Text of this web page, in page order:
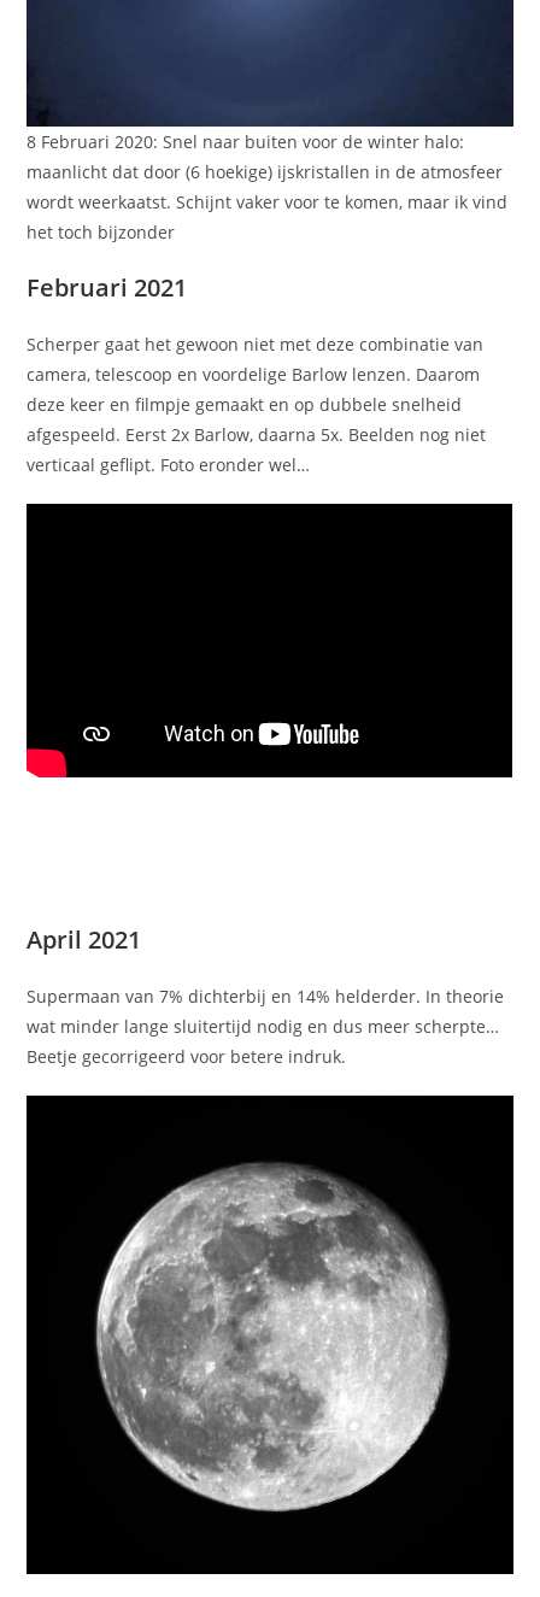
8 Februari 2020: Snel naar buiten voor de winter halo:
maanlicht dat door (6 hoekige) ijskristallen in de atmosfeer
wordt weerkaatst. Schijnt vaker voor te komen, maar ik vind
het toch bijzonder
Februari 2021
Scherper gaat het gewoon niet met deze combinatie van
camera, telescoop en voordelige Barlow lenzen. Daarom
deze keer en filmpje gemaakt en op dubbele snelheid
afgespeeld. Eerst 2x Barlow, daarna 5x. Beelden nog niet
verticaal geflipt. Foto eronder wel…
April 2021
Supermaan van 7% dichterbij en 14% helderder. In theorie
wat minder lange sluitertijd nodig en dus meer scherpte…
Beetje gecorrigeerd voor betere indruk.